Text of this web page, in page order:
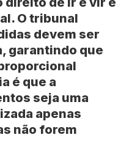
O tribunal
devem ser
garantindo que
é que a
seja uma
apenas
não forem